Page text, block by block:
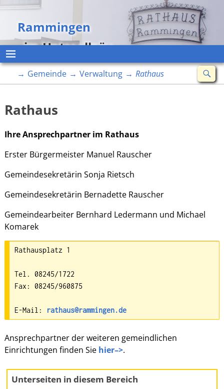
Rammingen
im Unterallgäu
→ Gemeinde → Verwaltung → Rathaus
Rathaus
Ihre Ansprechpartner im Rathaus
Erster Bürgermeister Manuel Rauscher
Gemeindesekretärin Sonja Rietsch
Gemeindesekretärin Bernadette Rauscher
Gemeindearbeiter Bernhard Ledermann und Michael
Komarek
Rathausplatz 1
Tel. 08245/1722
Fax: 08245/960875
E-Mail: rathaus@rammingen.de
Ansprechpartner der weiteren gemeindlichen
Einrichtungen finden Sie hier–>.
Unterseiten in diesem Bereich